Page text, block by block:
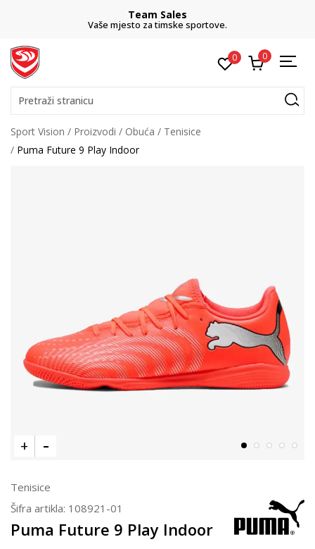
Team Sales
Vaše mjesto za timske sportove.
0 0
Pretraži stranicu
Sport Vision Proizvodi Obuća
Tenisice
Puma Future 9 Play Indoor
Tenisice
Šifra artikla: 108921-01
Puma Future 9 Play Indoor